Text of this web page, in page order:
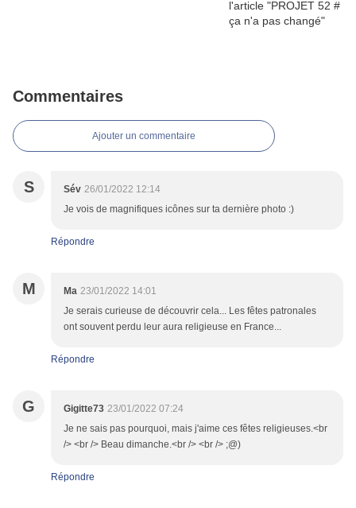
Commentaires
Ajouter un commentaire
S Sév 26/01/2022 12:14
Je vois de magnifiques icônes sur ta dernière photo :)
Répondre
M Ma 23/01/2022 14:01
Je serais curieuse de découvrir cela... Les fêtes patronales
ont souvent perdu leur aura religieuse en France...
Répondre
G Gigitte73 23/01/2022 07:24
Je ne sais pas pourquoi, mais j'aime ces fêtes religieuses.<br
/> <br /> Beau dimanche.<br /> <br /> ;@)
Répondre